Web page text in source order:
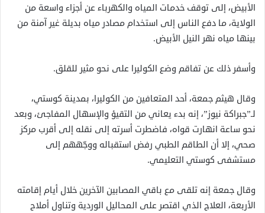
الأبيض، إلى توقف خدمات المياه والكهرباء عن أجزاء واسعة من
الولاية، ما دفع الناس إلى استخدام مصادر مياه بديلة غير آمنة من
بينها مياه نهر النيل الأبيض.
وأسفر ذلك عن تفاقم وضع الكوليرا على نحو مثير للقلق.
وقال هيثم جمعة، أحد المتعافين من الكوليرا، بمدينة كوستي،
لـ”جبراكة نيوز”، إنه بدء يعاني من التقيؤ والإسهال المفاجئ، وبعد
نحو ساعة انهارت قواه، فاضطرت أسرته إلى نقله إلى أقرب مركز
صحي، إلا أن الطاقم الطبي رفض استقباله ووجّههم إلى
مستشفى كوستي التعليمي.
وقال جمعة إنه تلقى مع باقي المصابين الآخرين خلال أيام إقامته
الأربعة، العلاج الذي اقتصر على المحاليل الوردية وتناول أملاح